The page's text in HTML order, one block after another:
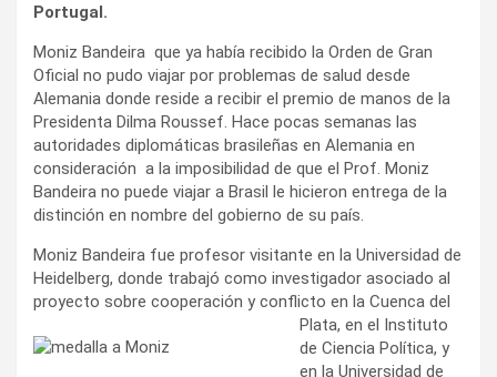
Portugal.
Moniz Bandeira que ya había recibido la Orden de Gran
Oficial no pudo viajar por problemas de salud desde
Alemania donde reside a recibir el premio de manos de la
Presidenta Dilma Roussef. Hace pocas semanas las
autoridades diplomáticas brasileñas en Alemania en
consideración a la imposibilidad de que el Prof. Moniz
Bandeira no puede viajar a Brasil le hicieron entrega de la
distinción en nombre del gobierno de su país.
Moniz Bandeira fue profesor visitante en la Universidad de
Heidelberg, donde trabajó como investigador asociado al
proyecto sobre cooperación y conflicto en la Cuenca del
Plata, en el Instituto
de Ciencia Política, y
en la Universidad de